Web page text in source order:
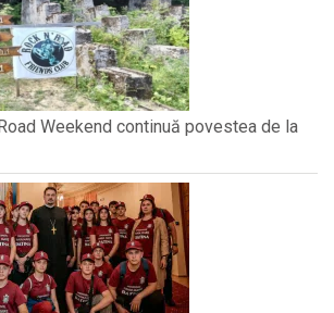
Weekend continuă povestea de la